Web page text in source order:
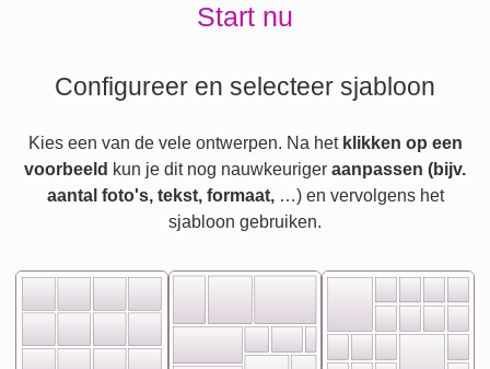
Start nu
Configureer en selecteer sjabloon
Kies een van de vele ontwerpen. Na het klikken op een
voorbeeld kun je dit nog nauwkeuriger aanpassen (bijv.
aantal foto's, tekst, formaat,…) en vervolgens het
sjabloon gebruiken.